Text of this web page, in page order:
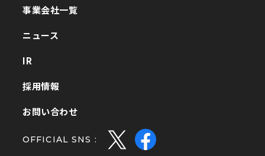
事業会社一覧
ニュース
IR
採用情報
お問い合わせ
OFFICIAL SNS :